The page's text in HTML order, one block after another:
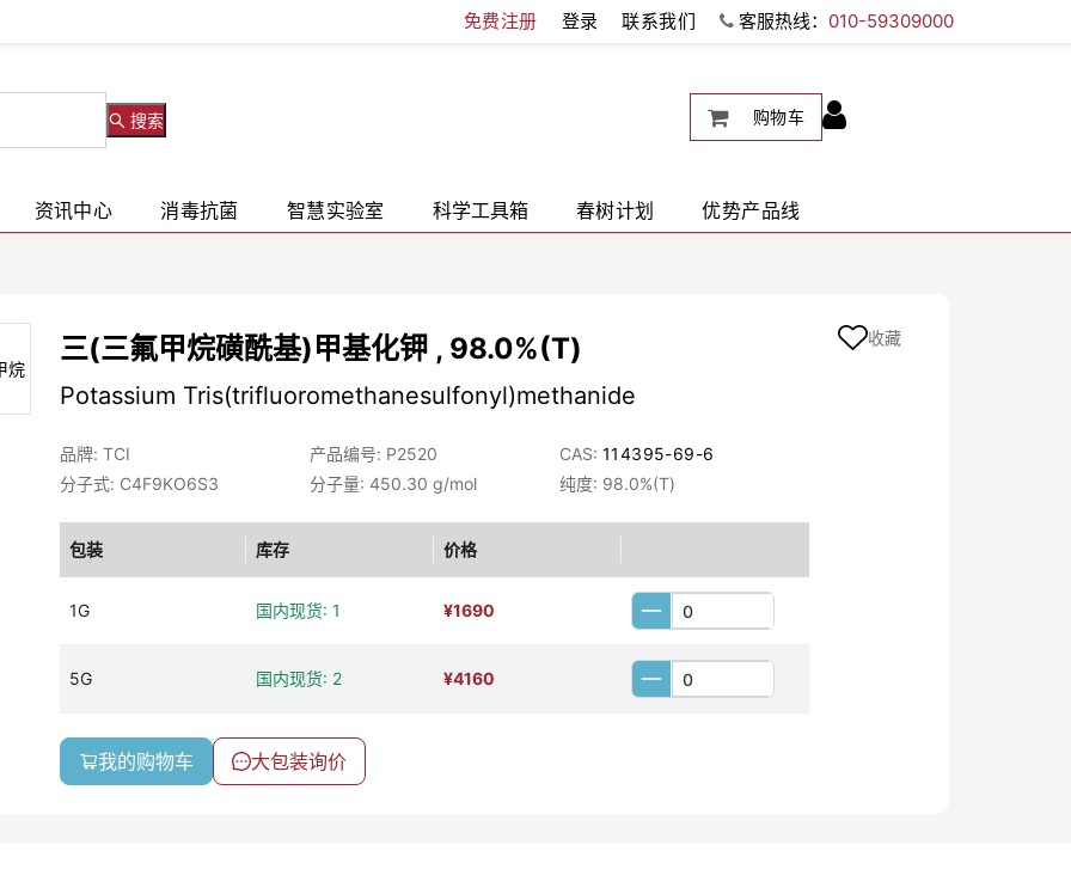
免费注册 登录 联系我们 客服热线： 010-59309000
搜索 购物车
资讯中心 消毒抗菌 智慧实验室 科学工具箱 春树计划 优势产品线
三(三氟甲烷磺酰基)甲基化钾 , 98.0%(T)
Potassium Tris(trifluoromethanesulfonyl)methanide
品牌: TCI 产品编号: P2520 CAS: 114395-69-6
分子式: C4F9KO6S3
分子量: 450.30 g/mol 纯度: 98.0%(T)
包装 库存 价格
1G 国内现货: 1 ¥1690
5G 国内现货: 2 ¥4160
我的购物车 大包装询价
收藏